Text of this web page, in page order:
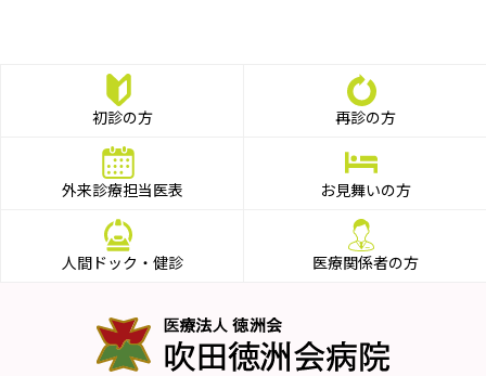
初診の方 再診の方
外来診療担当医表 お見舞いの方
人間ドック・健診 医療関係者の方